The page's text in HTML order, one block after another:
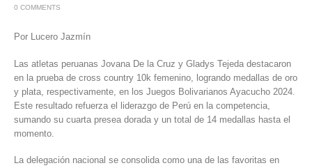
0 COMMENTS
Por Lucero Jazmín
Las atletas peruanas Jovana De la Cruz y Gladys Tejeda destacaron
en la prueba de cross country 10k femenino, logrando medallas de oro
y plata, respectivamente, en los Juegos Bolivarianos Ayacucho 2024
Este resultado refuerza el liderazgo de Perú en la competencia,
sumando su cuarta presea dorada y un total de 14 medallas hasta el
momento.
La delegación nacional se consolida como una de las favoritas en